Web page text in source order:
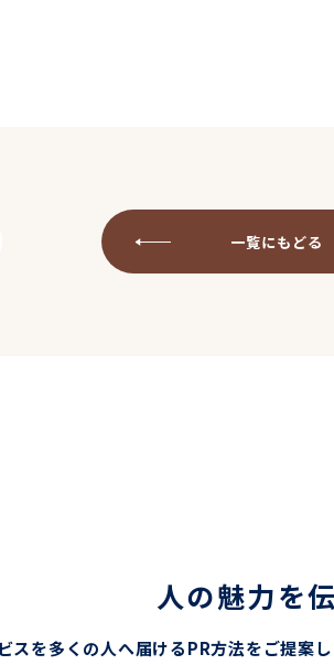
一覧にもどる
人の魅力を
スを多くの人へ届けるPR方法をご提案し